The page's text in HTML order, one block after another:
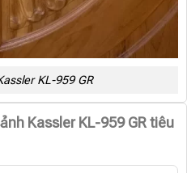
KL-959 GR
Kassler KL-959 GR tiêu